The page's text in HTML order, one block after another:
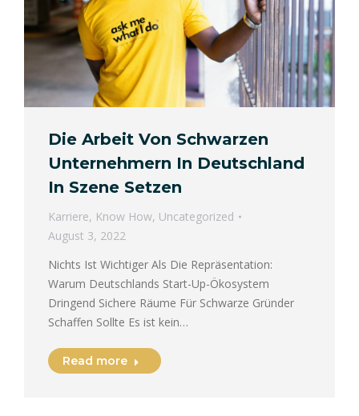
Die Arbeit Von Schwarzen
Unternehmern In Deutschland
In Szene Setzen
Karriere, Know How, Uncategorized
August 3, 2022
Nichts Ist Wichtiger Als Die Repräsentation:
Warum Deutschlands Start-Up-Ökosystem
Dringend Sichere Räume Für Schwarze Gründer
Schaffen Sollte Es ist kein…
Read more